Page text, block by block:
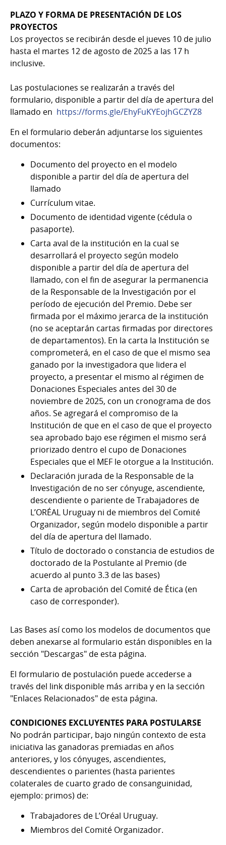
PLAZO Y FORMA DE PRESENTACIÓN DE LOS
PROYECTOS
Los proyectos se recibirán desde el jueves 10 de julio
hasta el martes 12 de agosto de 2025 a las 17 h
inclusive.
Las postulaciones se realizarán a través del
formulario, disponible a partir del día de apertura del
llamado en https://forms.gle/EhyFuKYEojhGCZYZ8
En el formulario deberán adjuntarse los siguientes
documentos:
Documento del proyecto en el modelo
disponible a partir del día de apertura del
llamado
Currículum vitae.
Documento de identidad vigente (cédula o
pasaporte).
Carta aval de la institución en la cual se
desarrollará el proyecto según modelo
disponible a partir del día de apertura del
llamado, con el fin de asegurar la permanencia
de la Responsable de la Investigación por el
período de ejecución del Premio. Debe ser
firmada por el máximo jerarca de la institución
(no se aceptarán cartas firmadas por directores
de departamentos). En la carta la Institución se
comprometerá, en el caso de que el mismo sea
ganado por la investigadora que lidera el
proyecto, a presentar el mismo al régimen de
Donaciones Especiales antes del 30 de
noviembre de 2025, con un cronograma de dos
años. Se agregará el compromiso de la
Institución de que en el caso de que el proyecto
sea aprobado bajo ese régimen el mismo será
priorizado dentro el cupo de Donaciones
Especiales que el MEF le otorgue a la Institución.
Declaración jurada de la Responsable de la
Investigación de no ser cónyuge, ascendiente,
descendiente o pariente de Trabajadores de
L’ORÉAL Uruguay ni de miembros del Comité
Organizador, según modelo disponible a partir
del día de apertura del llamado.
Título de doctorado o constancia de estudios de
doctorado de la Postulante al Premio (de
acuerdo al punto 3.3 de las bases)
Carta de aprobación del Comité de Ética (en
caso de corresponder).
Las Bases así como los modelos de documentos que
deben anexarse al formulario están disponibles en la
sección "Descargas" de esta página.
El formulario de postulación puede accederse a
través del link disponible más arriba y en la sección
"Enlaces Relacionados" de esta página.
CONDICIONES EXCLUYENTES PARA POSTULARSE
No podrán participar, bajo ningún contexto de esta
iniciativa las ganadoras premiadas en años
anteriores, y los cónyuges, ascendientes,
descendientes o parientes (hasta parientes
colaterales de cuarto grado de consanguinidad,
ejemplo: primos) de:
Trabajadores de L’Oréal Uruguay.
Miembros del Comité Organizador.